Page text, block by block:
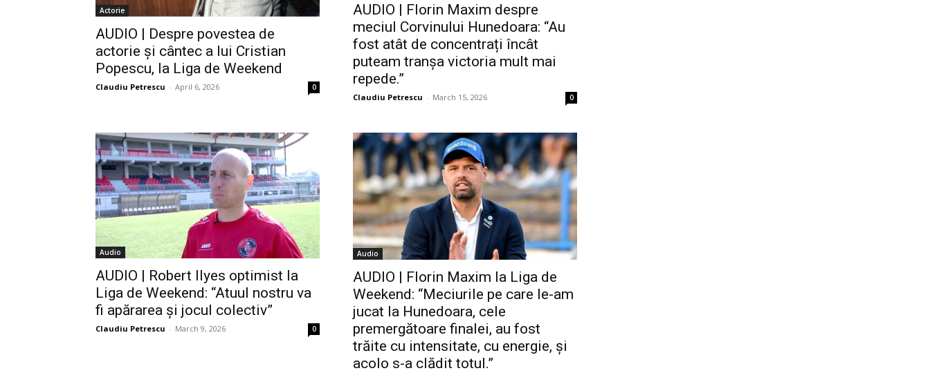
Actorie
AUDIO | Despre povestea de
actorie și cântec a lui Cristian
Popescu, la Liga de Weekend
Claudiu Petrescu - April 6, 2026 0
AUDIO | Florin Maxim despre
meciul Corvinului Hunedoara: “Au
fost atât de concentrați încât
puteam tranșa victoria mult mai
repede.”
Claudiu Petrescu - March 15, 2026 0
Audio
AUDIO | Robert Ilyes optimist la
Liga de Weekend: “Atuul nostru va
fi apărarea și jocul colectiv”
Claudiu Petrescu - March 9, 2026 0
Audio
AUDIO | Florin Maxim la Liga de
Weekend: “Meciurile pe care le-am
jucat la Hunedoara, cele
premergătoare finalei, au fost
trăite cu intensitate, cu energie, și
acolo s-a clădit totul.”